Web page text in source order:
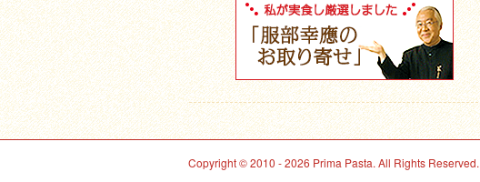
Copyright © 2010 - 2026 Prima Pasta. All Rights Reserved.